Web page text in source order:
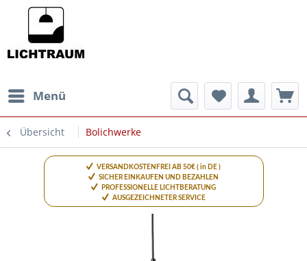
Menü
Übersicht Bolichwerke
VERSANDKOSTENFREI AB 50€ ( in DE )
SICHER EINKAUFEN UND BEZAHLEN
PROFESSIONELLE LICHTBERATUNG
AUSGEZEICHNETER SERVICE